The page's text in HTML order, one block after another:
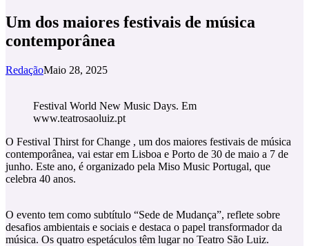
Um dos maiores festivais de música
contemporânea
RedaçãoMaio 28, 2025
Festival World New Music Days. Em
www.teatrosaoluiz.pt
O Festival Thirst for Change , um dos maiores festivais de música
contemporânea, vai estar em Lisboa e Porto de 30 de maio a 7 de
junho. Este ano, é organizado pela Miso Music Portugal, que
celebra 40 anos.
O evento tem como subtítulo “Sede de Mudança”, reflete sobre
desafios ambientais e sociais e destaca o papel transformador da
música. Os quatro espetáculos têm lugar no Teatro São Luiz.